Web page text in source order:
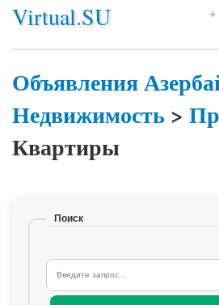
Virtual.SU +
Объявления
Недвижимость >
Квартиры
Поиск